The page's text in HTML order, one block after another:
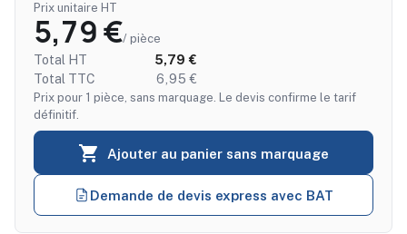
Prix unitaire HT
5,79 €/ pièce
Total HT
5,79 €
Total TTC
6,95 €
Prix pour 1 pièce, sans marquage. Le devis confirme le tarif
définitif.
 Ajouter au panier sans marquage
Demande de devis express avec BAT